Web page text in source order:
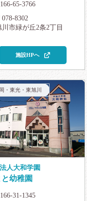
65-3766
078-8302
川市緑が丘2条2丁目
施設HPへ
・東光・東旭川
人大和学園
幼稚園
31-1345